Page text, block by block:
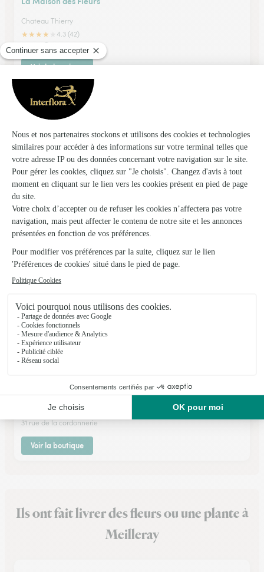
Chateau Thierry
★★★★
4.3 (42)
61, rue Carnot
Voir la boutique
Domisse Chateau-Thierry
Chateau Thierry
★★★★ ★4.9 (21)
1 rue Carnot
Voir la boutique
★★ 4.2 (37)
31 rue de la cordonnerie
Voir la boutique
Ils ont fait livrer des fleurs ou une plante à
Meilleray